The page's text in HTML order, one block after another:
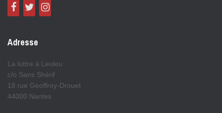
Adresse
La luttre à Leuleu
c/o Sans Shérif
18 rue Geoffroy-Drouet
44000 Nantes